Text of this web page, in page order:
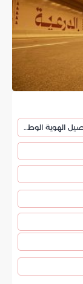
رؤية هيئة تطوير بوابة الدرعية في صون الموروث وتأصيل الهوية الوطنية